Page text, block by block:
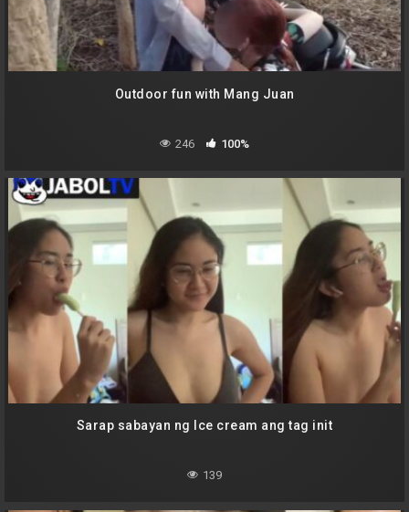
Outdoor fun with Mang Juan
246 100%
Sarap sabayan ng Ice cream ang tag init
139